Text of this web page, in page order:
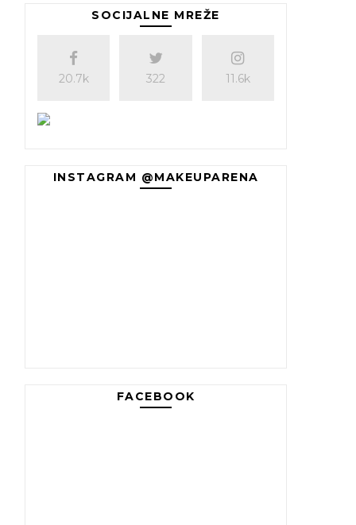
SOCIJALNE MREŽE
20.7k 322 11.6k
INSTAGRAM @MAKEUPARENA
FACEBOOK